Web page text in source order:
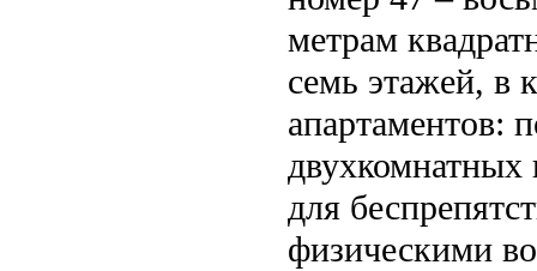
метрам
семь этажей, в
апартаментов:
двухкомнатных
для
физическими